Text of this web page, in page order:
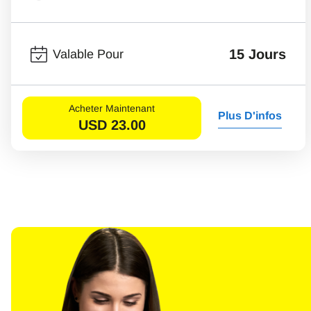
Valable Pour 15 Jours
Acheter Maintenant
USD 23.00
Plus D'infos